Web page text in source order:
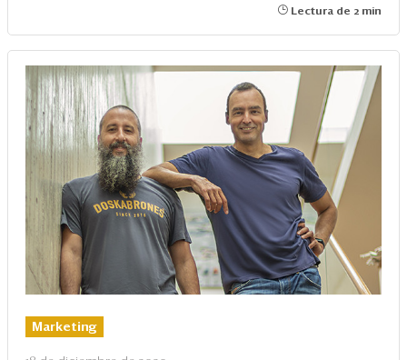
Lectura de 2 min
Marketing